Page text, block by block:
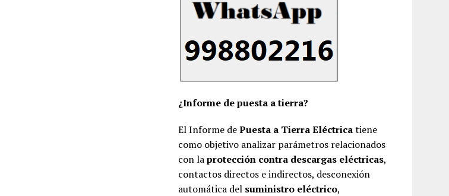
¿Informe de puesta a tierra?
El Informe dePuesta a Tierra Eléctricatiene
como objetivo analizar parámetros relacionados
con laprotección contra descargas eléctricas,
contactos directos e indirectos, desconexión
automática del suministro eléctrico,